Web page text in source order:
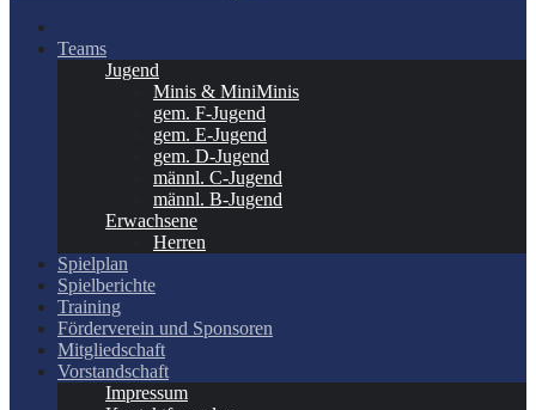
Teams
Jugend
Minis & MiniMinis
gem. F-Jugend
gem. E-Jugend
gem. D-Jugend
männl. C-Jugend
männl. B-Jugend
Erwachsene
Herren
Spielplan
Spielberichte
Training
Förderverein und Sponsoren
Mitgliedschaft
Vorstandschaft
Impressum